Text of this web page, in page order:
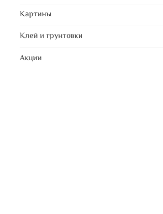
Картины
Клей и грунтовки
Акции